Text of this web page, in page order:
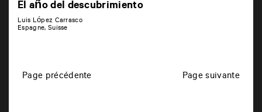
El año del descubrimiento
Luis López Carrasco
Espagne, Suisse
N
Page précédente Page suivante